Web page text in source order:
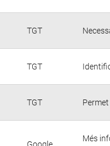
TGT
TGT
TGT
Més